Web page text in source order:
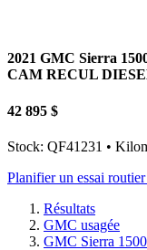
2021 GMC Sierra
CAM RECUL
42 895 $
Stock: QF41231 •
Planifier un essai
Résultats
GMC usagée
GMC Sierra